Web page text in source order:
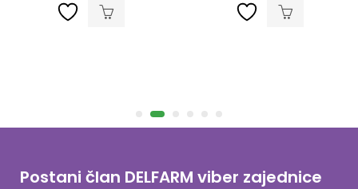
Postani član DELFARM viber zajednice